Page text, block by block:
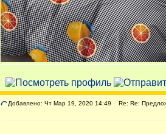
Добавлено: Чт Мар 19, 2020 14:49 Re: Re: